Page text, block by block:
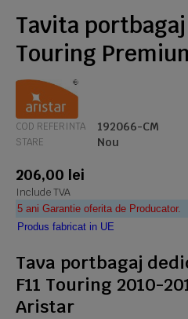
Tavita portbagaj
Touring
COD REFERINTA 192066-CM
STARE Nou
206,00 lei
Include TVA
5 ani Garantie oferita de Producator.
Produs fabricat in UE
Tava portbagaj
F11 Touring 2010-
Aristar